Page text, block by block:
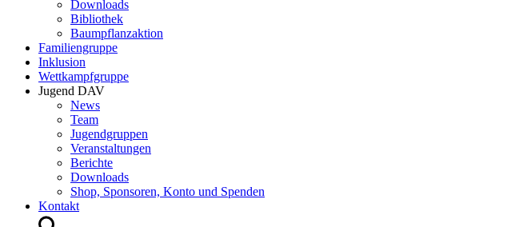
Downloads
Bibliothek
Baumpflanzaktion
Familiengruppe
Inklusion
Wettkampfgruppe
Jugend DAV
News
Team
Jugendgruppen
Veranstaltungen
Berichte
Downloads
Shop, Sponsoren, Konto und Spenden
Kontakt